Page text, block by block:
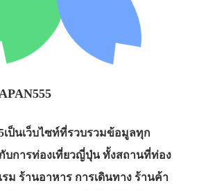
เป็นเว็บไซท์ที่รวบรวมข้อมูลทุก
กับการท่องเที่ยวญี่ปุ่น ทั้งสถานที่ท่อง
รม ร้านอาหาร การเดินทาง ร้านค้า